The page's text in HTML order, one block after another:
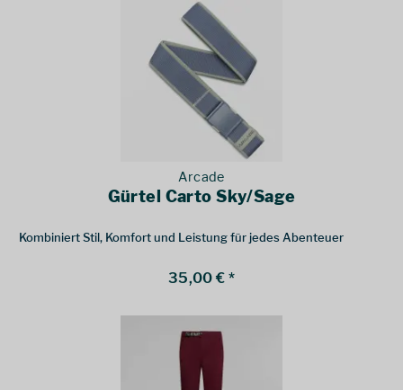
Arcade
Gürtel Carto Sky/Sage
Kombiniert Stil, Komfort und Leistung für jedes Abenteuer
35,00 € *